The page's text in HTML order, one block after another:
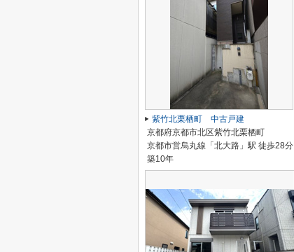
紫竹北栗栖町 中古戸建
京都府京都市北区紫竹北栗栖町
京都市営烏丸線「北大路」駅 徒歩28分
築10年